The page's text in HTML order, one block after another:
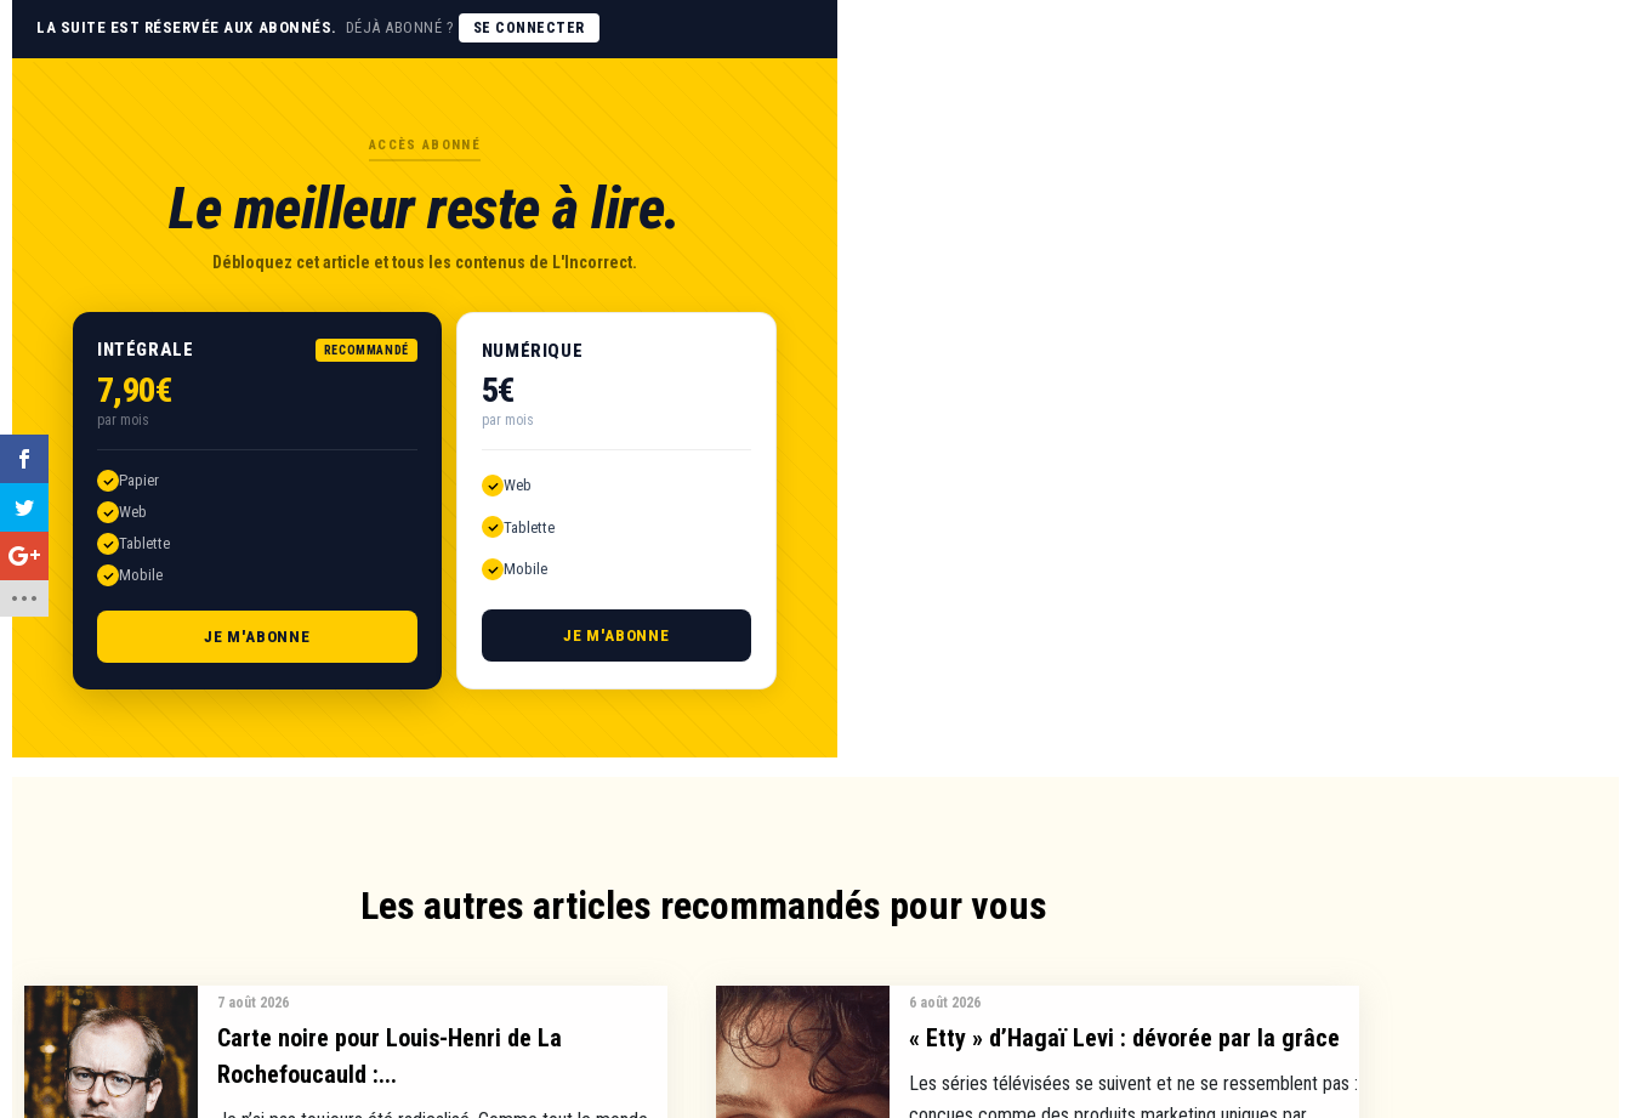
LA SUITE EST RÉSERVÉE AUX ABONNÉS. DÉJÀ ABONNÉ ? SE CONNECTER
ACCÈS ABONNÉ
Le meilleur reste à lire.
Débloquez cet article et tous les contenus de L'Incorrect.
INTÉGRALE RECOMMANDÉ
7,90€
par mois
Papier
Web
Tablette
Mobile
JE M'ABONNE
NUMÉRIQUE
5€
par mois
Web
Tablette
Mobile
JE M'ABONNE
Les autres articles recommandés pour vous​
7 août 2026
Carte noire pour Louis-Henri de La
Rochefoucauld :...
6 août 2026
« Etty » d’Hagaï Levi : dévorée par la grâce
Les séries télévisées se suivent et ne se ressemblent pas :